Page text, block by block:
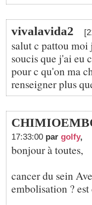
vivalavida2
salut c pattou moi
soucis que j'ai eu
pour c qu'on ma
renseigner plus
17:33:00 par golfy,
bonjour à toutes,
cancer du sein
embolisation ?